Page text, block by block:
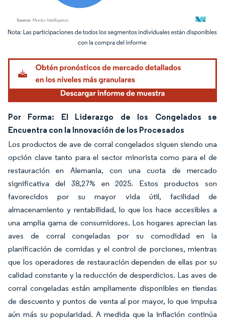
Imagen © Mordor Intelligence. El uso requiere atribución según CC BY 4.0.
Por Forma: El Liderazgo de los Congelados se
Encuentra con la Innovación de los Procesados
Los productos de ave de corral congelados siguen siendo una
opción clave tanto para el sector minorista como para el de
restauración en Alemania, con una cuota de mercado
significativa del 38,27% en 2025. Estos productos son
favorecidos por su mayor vida útil, facilidad de
almacenamiento y rentabilidad, lo que los hace accesibles a
una amplia gama de consumidores. Los hogares aprecian las
aves de corral congeladas por su comodidad en la
planificación de comidas y el control de porciones, mientras
que los operadores de restauración dependen de ellas por su
calidad constante y la reducción de desperdicios. Las aves de
corral congeladas están ampliamente disponibles en tiendas
de descuento y puntos de venta al por mayor, lo que impulsa
aún más su popularidad. A medida que la inflación continúa